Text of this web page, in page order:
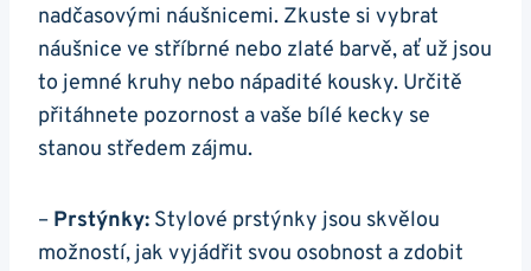
nadčasovými náušnicemi. Zkuste si vybrat
náušnice ve stříbrné nebo zlaté barvě, ať už jsou
to jemné kruhy ‌nebo nápadité kousky. Určitě
přitáhnete ​pozornost a vaše bílé kecky se
stanou středem​ zájmu.
– Prstýnky: Stylové prstýnky jsou skvělou
možností, jak vyjádřit svou osobnost a zdobit